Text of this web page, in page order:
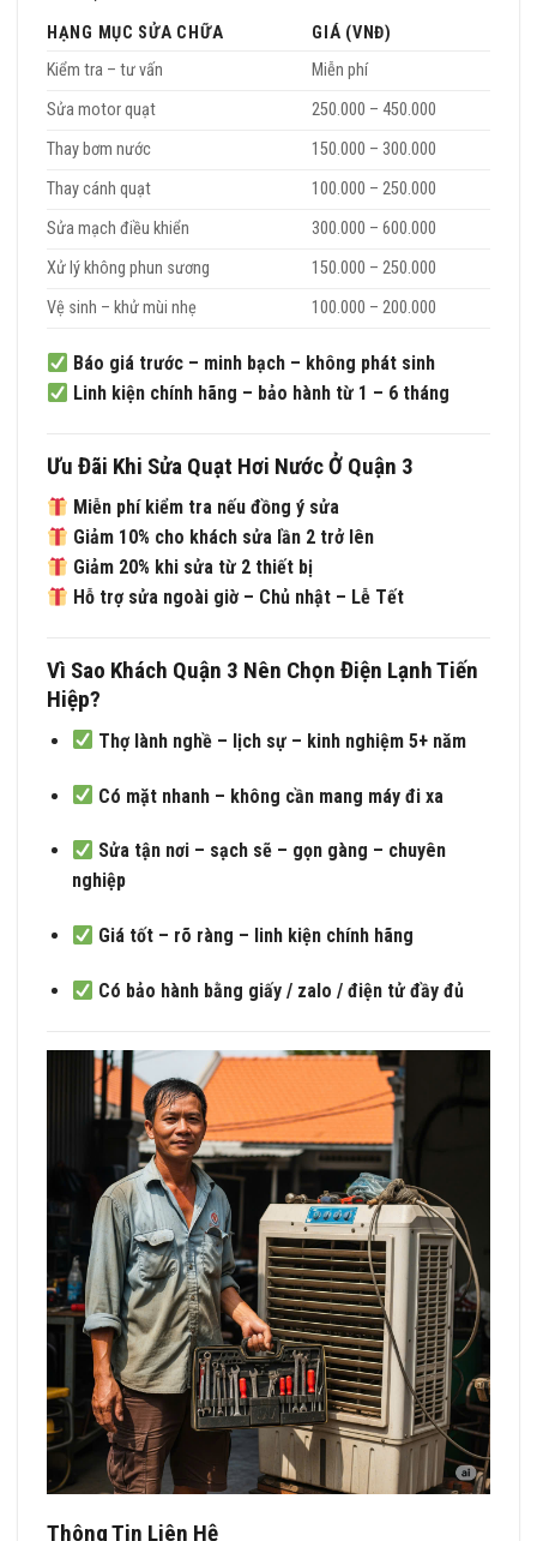
HẠNG MỤC SỬA CHỮA
GIÁ (VNĐ)
Kiểm tra – tư vấn
Miễn phí
Sửa motor quạt
250.000 – 450.000
Thay bơm nước
150.000 – 300.000
Thay cánh quạt
100.000 – 250.000
Sửa mạch điều khiển
300.000 – 600.000
Xử lý không phun sương
150.000 – 250.000
Vệ sinh – khử mùi nhẹ
100.000 – 200.000
Báo giá trước – minh bạch – không phát sinh
Linh kiện chính hãng – bảo hành từ 1 – 6 tháng
Ưu Đãi Khi Sửa Quạt Hơi Nước Ở Quận 3
Miễn phí kiểm tra nếu đồng ý sửa
Giảm 10% cho khách sửa lần 2 trở lên
Giảm 20% khi sửa từ 2 thiết bị
Hỗ trợ sửa ngoài giờ – Chủ nhật – Lễ Tết
Vì Sao Khách Quận 3 Nên Chọn Điện Lạnh Tiến
Hiệp?
Thợ lành nghề – lịch sự – kinh nghiệm 5+ năm
Có mặt nhanh – không cần mang máy đi xa
Sửa tận nơi – sạch sẽ – gọn gàng – chuyên
nghiệp
Giá tốt – rõ ràng – linh kiện chính hãng
Có bảo hành bằng giấy / zalo / điện tử đầy đủ
Thông Tin Liên Hệ